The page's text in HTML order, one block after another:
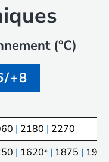
(°C)
+8
| 2180 | 2270
| 1620* | 1875 | 1940